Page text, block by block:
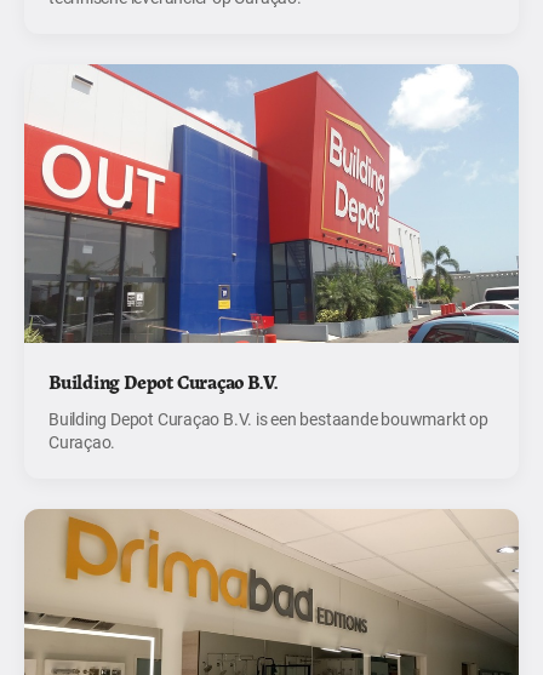
Building Depot Curaçao B.V.
Building Depot Curaçao B.V. is een bestaande bouwmarkt op
Curaçao.